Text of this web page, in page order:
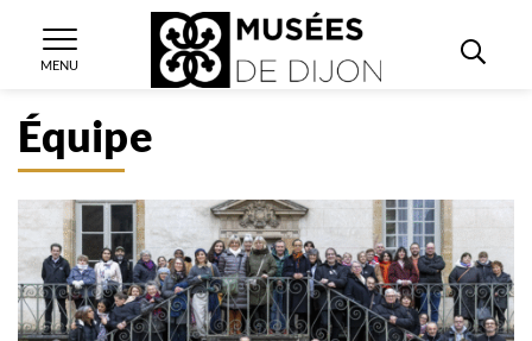
Gestion des traceurs
contenu
page
MENU Dijon Musées
Accueil Équipe
Équipe